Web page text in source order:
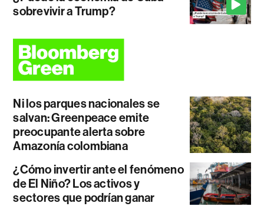
sobrevivir a Trump?
Ni los parques nacionales se
salvan: Greenpeace emite
preocupante alerta sobre
Amazonía colombiana
¿Cómo invertir ante el fenómeno
de El Niño? Los activos y
sectores que podrían ganar